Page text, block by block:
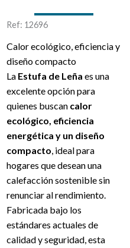
Ref: 12696
Calor ecológico, eficiencia y
diseño compacto
La Estufa de Leña es una
excelente opción para
quienes buscan calor
ecológico, eficiencia
energética y un diseño
compacto, ideal para
hogares que desean una
calefacción sostenible sin
renunciar al rendimiento.
Fabricada bajo los
estándares actuales de
calidad y seguridad, esta